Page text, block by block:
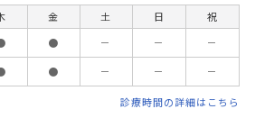
金 土 日
祝
● － －
－
● － － －
診療時間の詳細はこちら